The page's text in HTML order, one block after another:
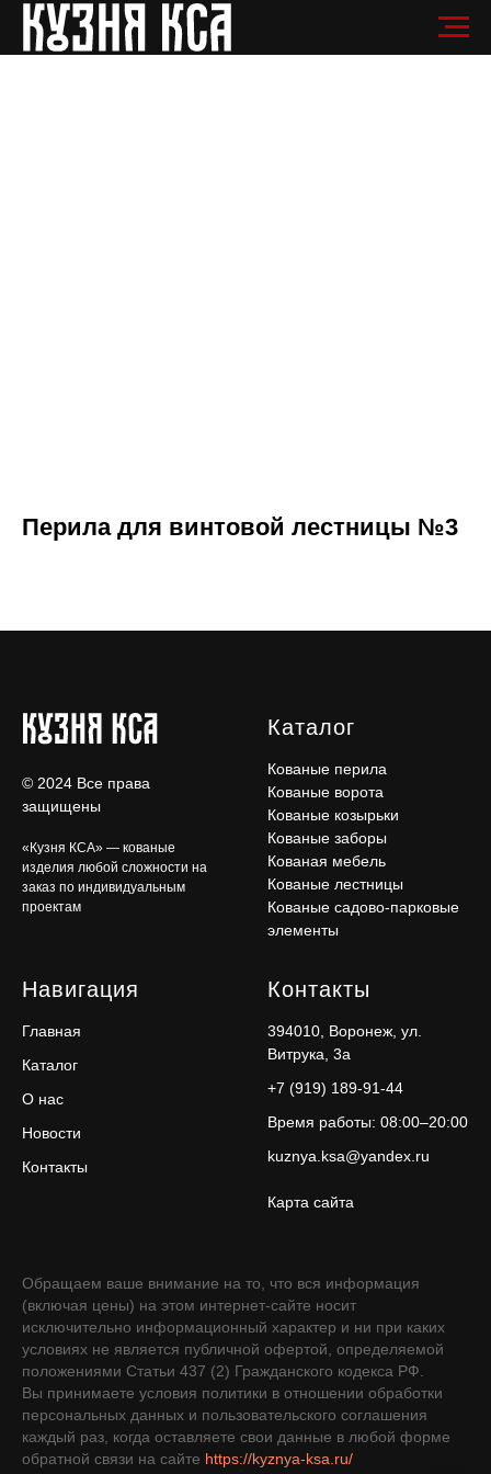
Перила для винтовой лестницы №3
© 2024 Все права
защищены
«Кузня КСА» — кованые
изделия любой сложности на
заказ по индивидуальным
проектам
Каталог
Кованые перила
Кованые ворота
Кованые козырьки
Кованые заборы
Кованая мебель
Кованые лестницы
Кованые садово-парковые
элементы
Навигация
Главная
Каталог
О нас
Новости
Контакты
Контакты
394010, Воронеж, ул.
Витрука, 3а
+7 (919) 189-91-44
Время работы: 08:00–20:00
kuznya.ksa@yandex.ru
Карта сайта
Обращаем ваше внимание на то, что вся информация
(включая цены) на этом интернет-сайте носит
исключительно информационный характер и ни при каких
условиях не является публичной офертой, определяемой
положениями Статьи 437 (2) Гражданского кодекса РФ.
Вы принимаете условия политики в отношении обработки
персональных данных и пользовательского соглашения
каждый раз, когда оставляете свои данные в любой форме
обратной связи на сайте https://kyznya-ksa.ru/